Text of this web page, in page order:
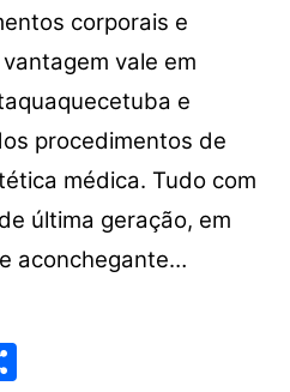
corporais e
vale em
e
procedimentos de
médica. Tudo com
última geração, em
aconchegante…
S